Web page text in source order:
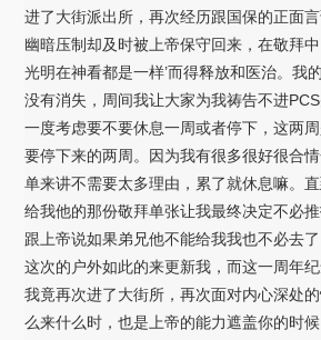
进了大街派出所，再次经历跟国保的正面
幽暗压制却及时被上帝保守回来，在敬拜
光明在神看都是一样’而得释放和医治。我
没有消失，周间我让大家为我祷告不进
一度考虑要不要休息一周或者停下，这两
要停下来的两周。因为我有很多很好很合
单来讲不需要太多理由，累了就休息嘛。
给我他的那份敬拜单张让我最终决定不必
跟上帝说如果弟兄他不能给我我也不必去
这次的户外如此的来更新我，而这一周年
我竟再次进了大街所，再次面对内心深处
么来什么时，也是上帝的能力遮盖你的时